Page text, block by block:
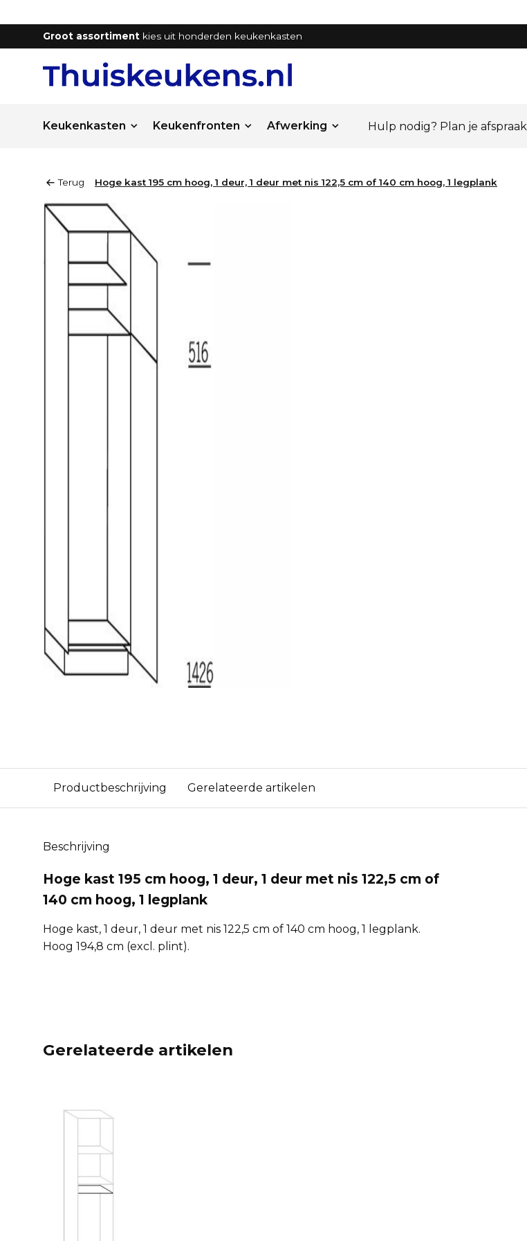
Groot assortiment kies uit honderden keukenkasten
Keukenkasten Keukenfronten Afwerking Hulp nodig? Plan je afspraak
Terug Hoge kast 195 cm hoog, 1 deur, 1 deur met nis 122,5 cm of 140 cm hoog, 1 legplank
Productbeschrijving Gerelateerde artikelen
Beschrijving
Hoge kast 195 cm hoog, 1 deur, 1 deur met nis 122,5 cm of
140 cm hoog, 1 legplank
Hoge kast, 1 deur, 1 deur met nis 122,5 cm of 140 cm hoog, 1 legplank.
Hoog 194,8 cm (excl. plint).
Gerelateerde artikelen